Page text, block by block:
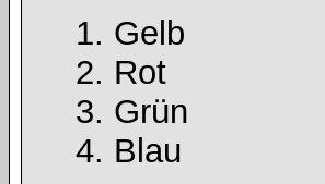
Gelb
Rot
Grün
Blau